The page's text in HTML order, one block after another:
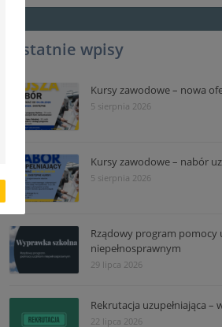
Ostatnie wpisy
Kursy zawodowe – nowa
5 sierpnia 2026
Kursy zawodowe – nabór
5 sierpnia 2026
Rządowy program pomocy
niepełnosprawnym
29 lipca 2026
Rekrutacja uzupełniająca –
22 lipca 2026